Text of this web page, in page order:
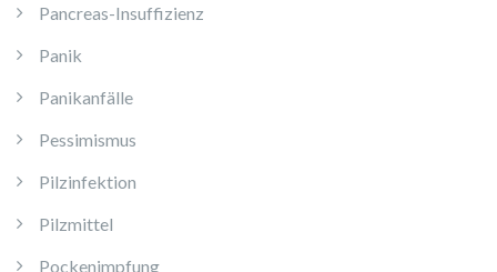
Pancreas-Insuffizienz
Panik
Panikanfälle
Pessimismus
Pilzinfektion
Pilzmittel
Pockenimpfung